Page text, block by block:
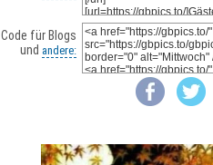
Code für Blogs
und andere: